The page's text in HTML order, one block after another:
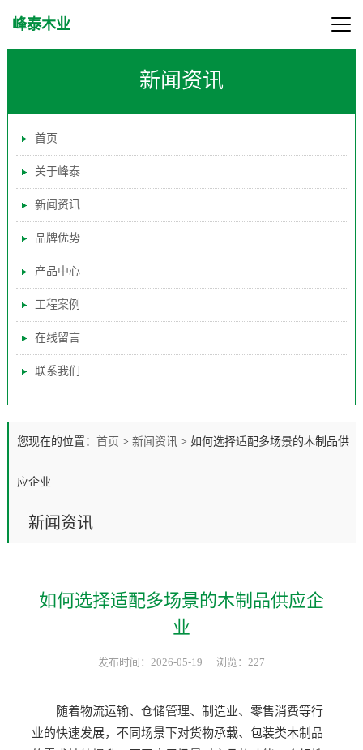
峰泰木业
新闻资讯
首页
关于峰泰
新闻资讯
品牌优势
产品中心
工程案例
在线留言
联系我们
您现在的位置： 首页 > 新闻资讯> 如何选择适配多场景的木制品供
应企业
新闻资讯
如何选择适配多场景的木制品供应企
业
发布时间：2026-05-19 浏览：227
随着物流运输、仓储管理、制造业、零售消费等行
业的快速发展，不同场景下对货物承载、包装类木制品